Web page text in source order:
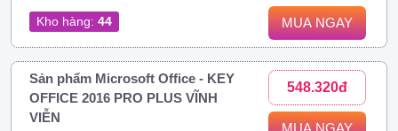
Kho hàng: 44 MUA NGAY
Sản phẩm Microsoft Office - KEY
OFFICE 2016 PRO PLUS VĨNH
VIỄN
548.320đ
MUA NGAY